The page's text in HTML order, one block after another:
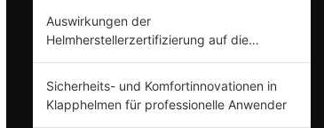
Auswirkungen der
Helmherstellerzertifizierung auf die
Sicherheits- und Komfortinnovationen in
Klapphelmen für professionelle Anwender